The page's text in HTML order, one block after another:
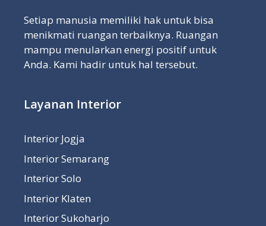
Setiap manusia memiliki hak untuk bisa
menikmati ruangan terbaiknya. Ruangan
mampu menularkan energi positif untuk
Anda. Kami hadir untuk hal tersebut.
Layanan Interior
Interior Jogja
Interior Semarang
Interior Solo
Interior Klaten
Interior Sukoharjo